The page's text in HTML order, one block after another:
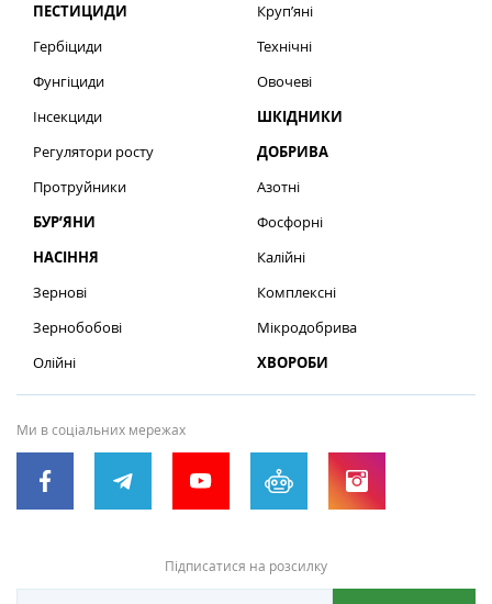
ПЕСТИЦИДИ
Гербіциди
Фунгіциди
Інсекциди
Регулятори росту
Протруйники
БУР’ЯНИ
НАСІННЯ
Зернові
Зернобобові
Олійні
Круп’яні
Технічні
Овочеві
ШКІДНИКИ
ДОБРИВА
Азотні
Фосфорні
Калійні
Комплексні
Мікродобрива
ХВОРОБИ
Ми в соціальних мережах
Підписатися на розсилку